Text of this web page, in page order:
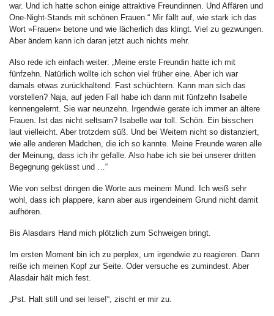
war. Und ich hatte schon einige attraktive Freundinnen. Und Affären und
One-Night-Stands mit schönen Frauen.“ Mir fällt auf, wie stark ich das
Wort »Frauen« betone und wie lächerlich das klingt. Viel zu gezwungen.
Aber ändern kann ich daran jetzt auch nichts mehr.
Also rede ich einfach weiter: „Meine erste Freundin hatte ich mit
fünfzehn. Natürlich wollte ich schon viel früher eine. Aber ich war
damals etwas zurückhaltend. Fast schüchtern. Kann man sich das
vorstellen? Naja, auf jeden Fall habe ich dann mit fünfzehn Isabelle
kennengelernt. Sie war neunzehn. Irgendwie gerate ich immer an ältere
Frauen. Ist das nicht seltsam? Isabelle war toll. Schön. Ein bisschen
laut vielleicht. Aber trotzdem süß. Und bei Weitem nicht so distanziert,
wie alle anderen Mädchen, die ich so kannte. Meine Freunde waren alle
der Meinung, dass ich ihr gefalle. Also habe ich sie bei unserer dritten
Begegnung geküsst und …“
Wie von selbst dringen die Worte aus meinem Mund. Ich weiß sehr
wohl, dass ich plappere, kann aber aus irgendeinem Grund nicht damit
aufhören.
Bis Alasdairs Hand mich plötzlich zum Schweigen bringt.
Im ersten Moment bin ich zu perplex, um irgendwie zu reagieren. Dann
reiße ich meinen Kopf zur Seite. Oder versuche es zumindest. Aber
Alasdair hält mich fest.
„Pst. Halt still und sei leise!“, zischt er mir zu.